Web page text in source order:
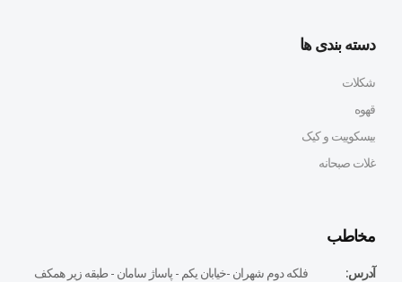
دسته بندی ها
شکلات
قهوه
بیسکوییت و کیک
غلات صبحانه
مخاطب
آدرس: فلكه دوم شهران -خيابان يكم - پاساژ سامان - طبقه زير همكف